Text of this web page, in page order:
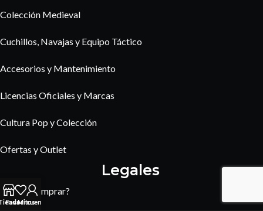
Colección Medieval
Cuchillos, Navajas y Equipo Táctico
Accesorios y Mantenimiento
Licencias Oficiales y Marcas
Cultura Pop y Colección
Ofertas y Outlet
Legales
¿Cómo comprar?
Favoritos
Mi cuenta